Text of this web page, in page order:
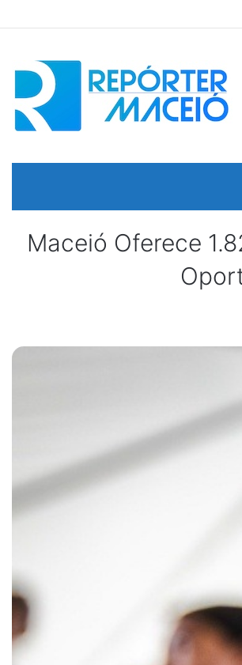
Maceió Oferece